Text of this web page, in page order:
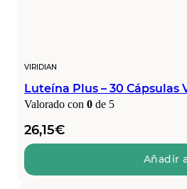
VIRIDIAN
Luteína Plus – 30 Cápsulas
Valorado con 0 de 5
26,15€
Añadir